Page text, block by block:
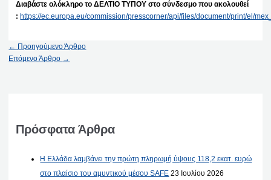
Διαβάστε ολόκληρο το ΔΕΛΤΙΟ ΤΥΠΟΥ στο σύνδεσμο που ακολουθεί
: https://ec.europa.eu/commission/presscorner/api/files/document/print/el/
← Προηγούμενο Άρθρο
Επόμενο Άρθρο →
Πρόσφατα Άρθρα
Η Ελλάδα λαμβάνει την πρώτη πληρωμή ύψους 118,2 εκατ. ευρώ
στο πλαίσιο του αμυντικού μέσου SAFE 23 Ιουλίου 2026